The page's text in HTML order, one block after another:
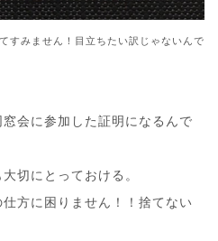
すみません！目立ちたい訳じゃないんで
会に参加した証明になるんで
切にとっておける。
方に困りません！！捨てない